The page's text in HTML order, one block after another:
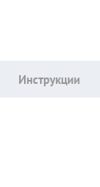
Инструкции